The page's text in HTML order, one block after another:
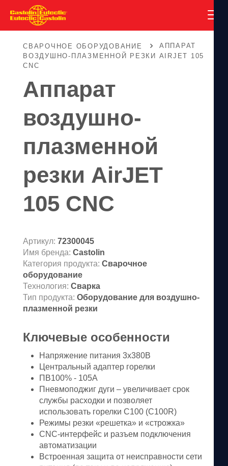
СВАРОЧНОЕ ОБОРУДОВАНИЕ
АППАРАТ
ВОЗДУШНО-ПЛАЗМЕННОЙ РЕЗКИ AIRJET 105
CNC
Аппарат
воздушно-
плазменной
резки AirJET
105 CNC
Артикул: 72300045
Имя бренда: Castolin
Категория продукта: Сварочное
оборудование
Технология: Сварка
Тип продукта: Оборудование для воздушно-
плазменной резки
Ключевые особенности
Напряжение питания 3х380В
Центральный адаптер горелки
ПВ100% - 105А
Пневмоподжиг дуги – увеличивает срок
службы расходки и позволяет
использовать горелки С100 (C100R)
Режимы резки «решетка» и «строжка»
СNC-интерфейс и разъем подключения
автоматизации
Встроенная защита от неисправности сети